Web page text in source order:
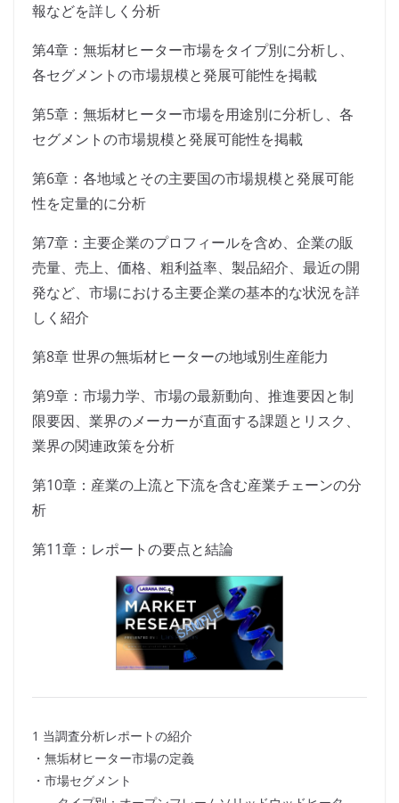
報などを詳しく分析
第4章：無垢材ヒーター市場をタイプ別に分析し、
各セグメントの市場規模と発展可能性を掲載
第5章：無垢材ヒーター市場を用途別に分析し、各
セグメントの市場規模と発展可能性を掲載
第6章：各地域とその主要国の市場規模と発展可能
性を定量的に分析
第7章：主要企業のプロフィールを含め、企業の販
売量、売上、価格、粗利益率、製品紹介、最近の開
発など、市場における主要企業の基本的な状況を詳
しく紹介
第8章 世界の無垢材ヒーターの地域別生産能力
第9章：市場力学、市場の最新動向、推進要因と制
限要因、業界のメーカーが直面する課題とリスク、
業界の関連政策を分析
第10章：産業の上流と下流を含む産業チェーンの分
析
第11章：レポートの要点と結論
1 当調査分析レポートの紹介
・無垢材ヒーター市場の定義
・市場セグメント